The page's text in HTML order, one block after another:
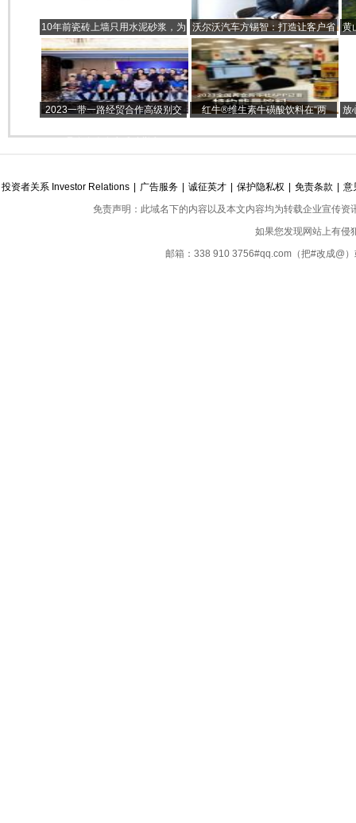
10年前瓷砖上墙只用水泥砂浆，为
何现在就不行了？
沃尔沃汽车方锡智：打造让客户省
心的豪华汽车品牌
黄
2023一带一路经贸合作高级别交
红牛®维生素牛磺酸饮料在“两
放
投资者关系 Investor Relations 广告服务 诚征英才 保护隐私权 免责条款
意
免责声明：此域名下的内容以及本文内容均为转载企业宣传
如果您发现网站上有侵
邮箱：338 910 3756#qq.com（把#改成@